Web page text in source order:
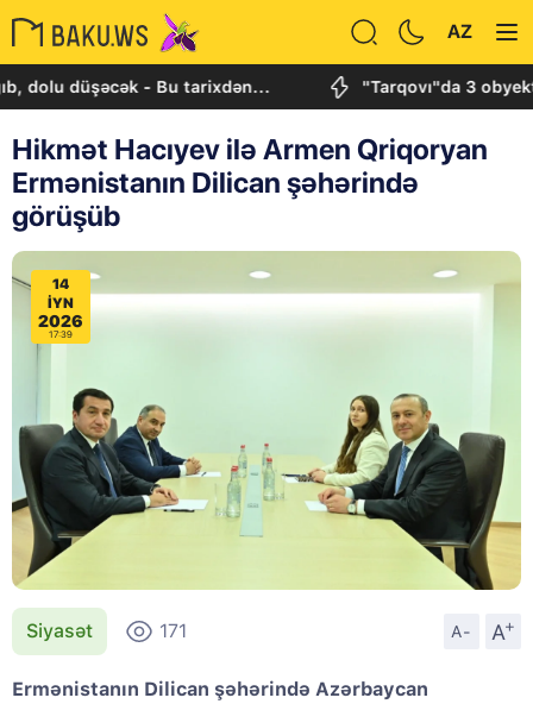
AZ
düşəcək - Bu tarixdən... "Tarqovı"da 3 obyektdə
Hikmət Hacıyev ilə Armen Qriqoryan
Ermənistanın Dilican şəhərində
görüşüb
14
IYN
2026
17:39
Siyasət 171 A- A
+
Ermənistanın Dilican şəhərində Azərbaycan